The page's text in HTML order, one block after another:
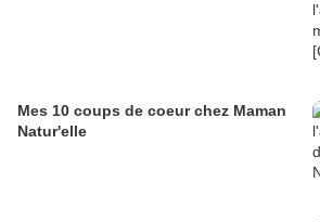
Mes 10 coups de coeur chez Maman
Natur'elle